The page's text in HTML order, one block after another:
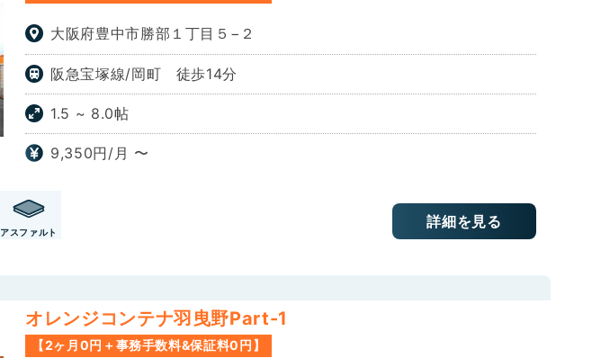
大阪府豊中市勝部１丁目５−２
阪急宝塚線/岡町 徒歩14分
1.5 ~ 8.0帖
9,350円/月 〜
アスファルト
詳細を見る
オレンジコンテナ羽曳野Part-1
【2ヶ月0円＋事務手数料&保証料0円】